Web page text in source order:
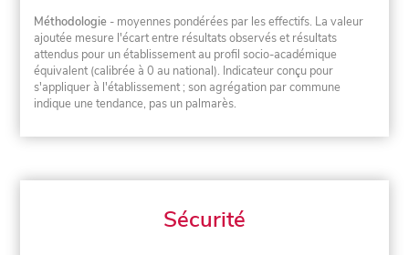
Méthodologie - moyennes pondérées par les effectifs. La valeur
ajoutée mesure l'écart entre résultats observés et résultats
attendus pour un établissement au profil socio-académique
équivalent (calibrée à 0 au national). Indicateur conçu pour
s'appliquer à l'établissement ; son agrégation par commune
indique une tendance, pas un palmarès.
Sécurité